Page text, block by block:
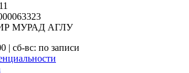
МУРАД АГЛУ
| сб-вс: по записи